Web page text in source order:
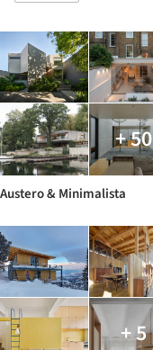
+ 50
Austero & Minimalista
+ 5